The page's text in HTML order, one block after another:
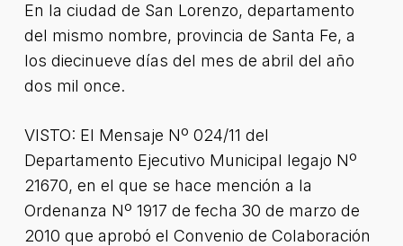
En la ciudad de San Lorenzo, departamento
del mismo nombre, provincia de Santa Fe, a
los diecinueve días del mes de abril del año
dos mil once.
VISTO: El Mensaje Nº 024/11 del
Departamento Ejecutivo Municipal legajo Nº
21670, en el que se hace mención a la
Ordenanza Nº 1917 de fecha 30 de marzo de
2010 que aprobó el Convenio de Colaboración